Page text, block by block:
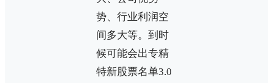
势、行业利润空
间多大等。到时
候可能会出专精
特新股票名单3.0